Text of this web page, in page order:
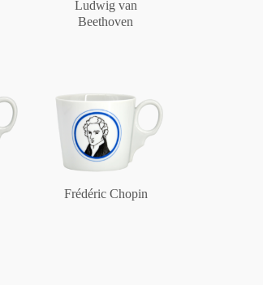
Ludwig van
Beethoven
Frédéric Chopin